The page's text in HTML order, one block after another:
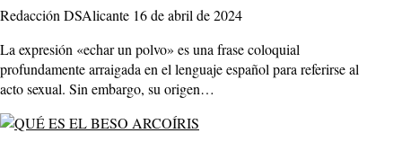
Redacción DSAlicante 16 de abril de 2024
La expresión «echar un polvo» es una frase coloquial
profundamente arraigada en el lenguaje español para referirse al
acto sexual. Sin embargo, su origen…